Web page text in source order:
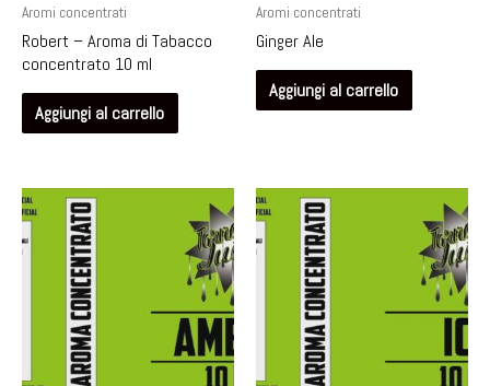
Aromi concentrati
Robert – Aroma di Tabacco
concentrato 10 ml
Aggiungi al carrello
Aromi concentrati
Ginger Ale
Aggiungi al carrello